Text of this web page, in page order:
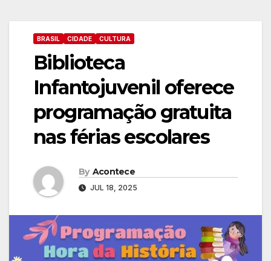
BRASIL CIDADE CULTURA
Biblioteca
Infantojuvenil oferece
programação gratuita
nas férias escolares
By Acontece
JUL 18, 2025